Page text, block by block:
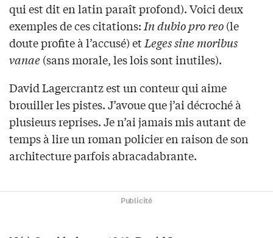
qui est dit en latin paraît profond). Voici deux
exemples de ces citations: In dubio pro reo(le
doute profite à l’accusé) etLeges sine moribus
vanae (sans morale, les lois sont inutiles).
David Lagercrantz est un conteur qui aime
brouiller les pistes. J’avoue que j’ai décroché à
plusieurs reprises. Je n’ai jamais mis autant de
temps à lire un roman policier en raison de son
architecture parfois abracadabrante.
Publicité